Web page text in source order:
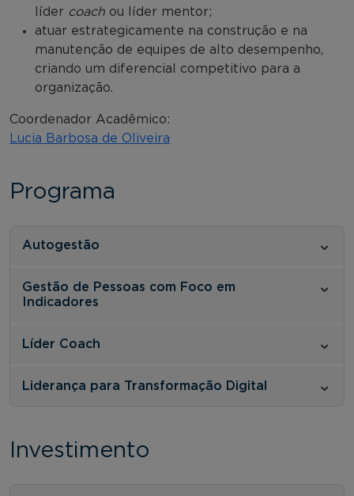
líder coach ou líder mentor;
atuar estrategicamente na construção e na
manutenção de equipes de alto desempenho,
criando um diferencial competitivo para a
organização.
Coordenador Acadêmico:
Lucia Barbosa de Oliveira
Programa
Autogestão
Gestão de Pessoas com Foco em
Indicadores
Líder Coach
Liderança para Transformação Digital
Investimento